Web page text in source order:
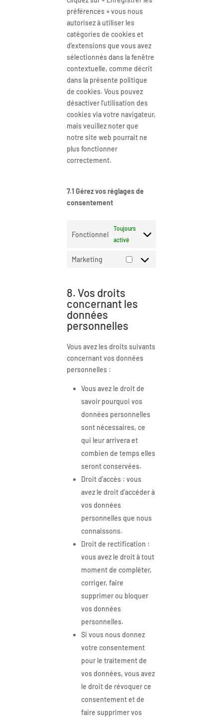
préférences » vous nous
autorisez à utiliser les
catégories de cookies et
d’extensions que vous avez
sélectionnés dans la fenêtre
contextuelle, comme décrit
dans la présente politique
de cookies. Vous pouvez
désactiver l’utilisation des
cookies via votre navigateur,
mais veuillez noter que
notre site web pourrait ne
plus fonctionner
correctement.
7.1 Gérez vos réglages de
consentement
Fonctionnel
Toujours
activé
Marketing
8. Vos droits
concernant les
données
personnelles
Vous avez les droits suivants
concernant vos données
personnelles :
Vous avez le droit de
savoir pourquoi vos
données personnelles
sont nécessaires, ce
qui leur arrivera et
combien de temps elles
seront conservées.
Droit d’accès : vous
avez le droit d’accéder à
vos données
personnelles que nous
connaissons.
Droit de rectification :
vous avez le droit à tout
moment de compléter,
corriger, faire
supprimer ou bloquer
vos données
personnelles.
Si vous nous donnez
votre consentement
pour le traitement de
vos données, vous avez
le droit de révoquer ce
consentement et de
faire supprimer vos